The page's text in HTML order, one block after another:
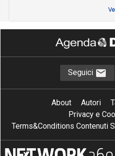
Seguici
About Autori
Privacy e
Terms&Conditions Contenuti